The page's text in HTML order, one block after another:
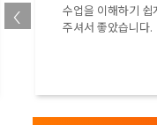
수업을 이해하기 쉽
주셔서 좋았습니다.